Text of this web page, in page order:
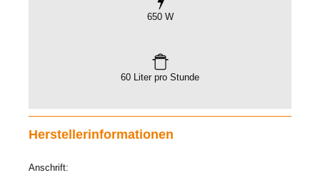
650 W
60 Liter pro Stunde
Herstellerinformationen
Anschrift: